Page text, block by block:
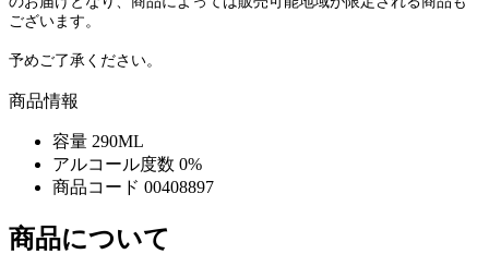
ございます。
予めご了承ください。
商品情報
容量 290ML
アルコール度数 0%
商品コード 00408897
商品について